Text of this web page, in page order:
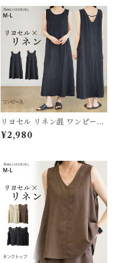
リヨセル リネン混 ワンピース
レディース ワンピ ロング ゆっ
たり 麻 リネン ロングワンピー
いめ 春 夏 涼しい 通気性 天然
素材 J-25593 スイモク【水沐
良品】
¥2,980